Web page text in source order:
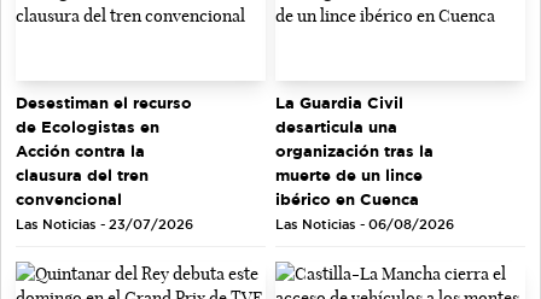
Desestiman el recurso
de Ecologistas en
Acción contra la
clausura del tren
convencional
Las Noticias - 23/07/2026
La Guardia Civil
desarticula una
organización tras la
muerte de un lince
ibérico en Cuenca
Las Noticias - 06/08/2026